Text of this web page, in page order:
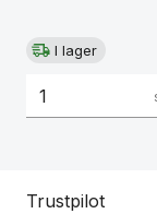
I lager
Trustpilot